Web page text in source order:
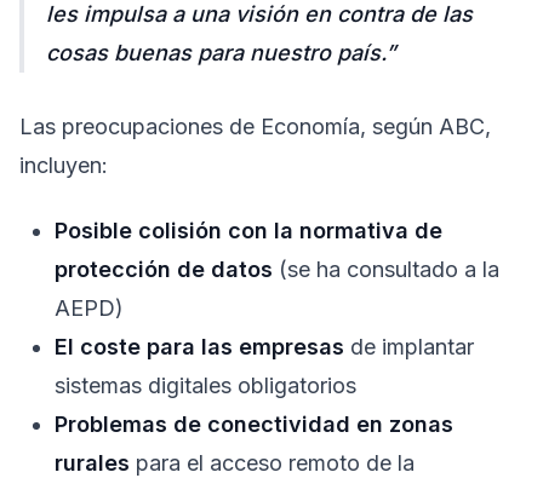
les impulsa a una visión en contra de las
cosas buenas para nuestro país.”
Las preocupaciones de Economía, según ABC,
incluyen:
Posible colisión con la normativa de
protección de datos (se ha consultado a la
AEPD)
El coste para las empresas de implantar
sistemas digitales obligatorios
Problemas de conectividad en zonas
rurales para el acceso remoto de la